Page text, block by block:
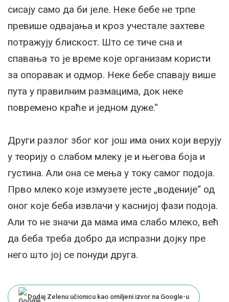
сисају само да би јеле. Неке бебе не трпе
превише одвајања и кроз учестале захтеве
потражују блискост. Што се тиче сна и
спавања то је време које организам користи
за опоравак и одмор. Неке бебе спавају више
пута у правилним размацима, док неке
повремено краће и једном дуже.“
Други разлог због ког још има оних који верују
у теорију о слабом млеку је и његова боја и
густина. Али она се мења у току самог подоја.
Прво млеко које измузете јесте „воденије“ од
оног које беба извлачи у каснијој фази подоја.
Али то не значи да мама има слабо млеко, већ
да беба треба добро да испразни дојку пре
него што јој се понуди друга.
Dodaj Zelenu učionicu kao omiljeni izvor na Google-u